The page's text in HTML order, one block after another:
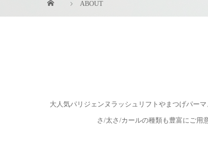
ABOUT
大人気パリジェンヌラッシュリフトやまつげパー
さ/太さ/カールの種類も豊富にご